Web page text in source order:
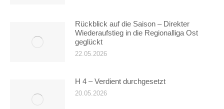
Rückblick auf die Saison – Direkter
Wiederaufstieg in die Regionalliga Ost
geglückt
22.05.2026
H 4 – Verdient durchgesetzt
20.05.2026